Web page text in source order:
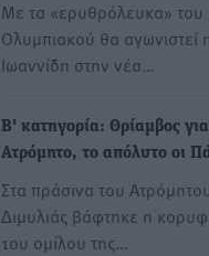
Με τα «ερυθρόλευκα» του
Ολυμπιακού θα αγωνιστεί
Ιωαννίδη στην νέα…
Β' κατηγορία: Θρίαμβος
Ατρόμητο, το απόλυτο οι
Στα πράσινα του Ατρόμητου
Διμυλιάς βάφτηκε η
1ου ομίλου της…